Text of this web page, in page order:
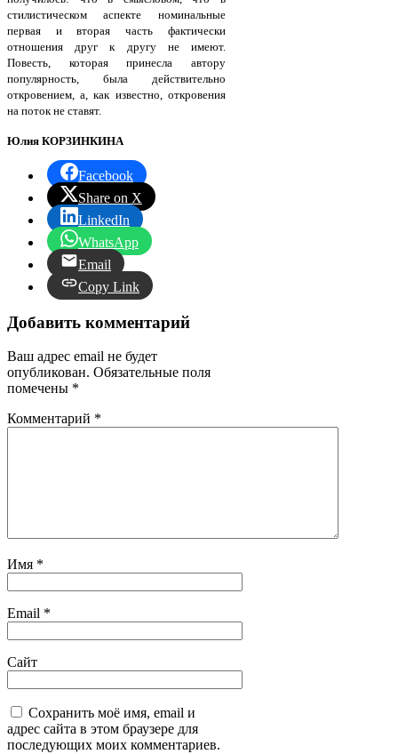
стилистическом аспекте номинальные
первая и вторая часть фактически
отношения друг к другу не имеют.
Повесть, которая принесла автору
популярность, была действительно
откровением, а, как известно, откровения
на поток не ставят.
Юлия КОРЗИНКИНА
Facebook
Share on X
LinkedIn
WhatsApp
Email
Copy Link
Добавить комментарий
Ваш адрес email не будет
опубликован. Обязательные поля
помечены *
Комментарий *
Имя *
Email *
Сайт
Сохранить моё имя, email и
адрес сайта в этом браузере для
последующих моих комментариев.